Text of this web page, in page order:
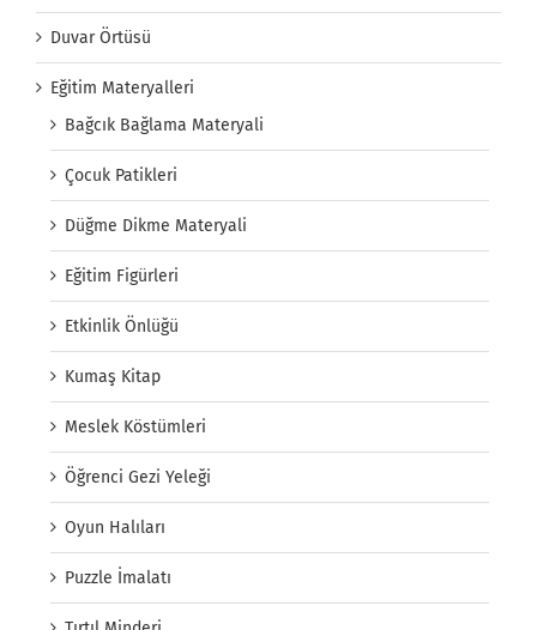
Duvar Örtüsü
Eğitim Materyalleri
Bağcık Bağlama Materyali
Çocuk Patikleri
Düğme Dikme Materyali
Eğitim Figürleri
Etkinlik Önlüğü
Kumaş Kitap
Meslek Köstümleri
Öğrenci Gezi Yeleği
Oyun Halıları
Puzzle İmalatı